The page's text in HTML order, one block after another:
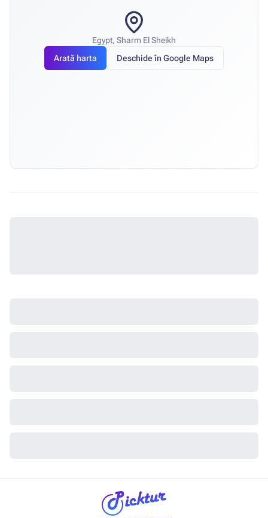
Egypt, Sharm El Sheikh
Arată harta
Deschide în Google Maps